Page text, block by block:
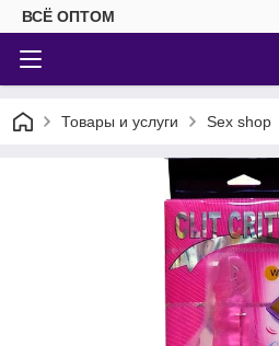
ВСЁ ОПТОМ
Товары и услуги Sex shop